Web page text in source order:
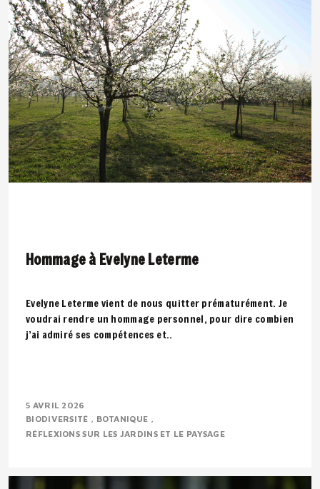
Hommage à Evelyne Leterme
Evelyne Leterme vient de nous quitter prématurément. Je
voudrai rendre un hommage personnel, pour dire combien
j’ai admiré ses compétences et..
5 AVRIL 2026
BIODIVERSITÉ
BOTANIQUE
RÉFLEXIONS SUR LES JARDINS ET LE PAYSAGE